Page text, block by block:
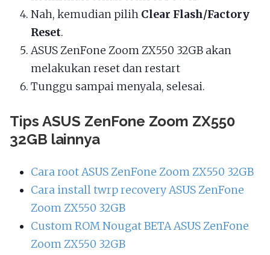
Nah, kemudian pilih Clear Flash/Factory
Reset.
ASUS ZenFone Zoom ZX550 32GB akan
melakukan reset dan restart
Tunggu sampai menyala, selesai.
Tips ASUS ZenFone Zoom ZX550
32GB lainnya
Cara root ASUS ZenFone Zoom ZX550 32GB
Cara install twrp recovery ASUS ZenFone
Zoom ZX550 32GB
Custom ROM Nougat BETA ASUS ZenFone
Zoom ZX550 32GB